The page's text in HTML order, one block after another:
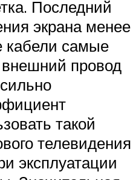
Последний
экрана менее
кабели самые
провод
такой
телевидения
эксплуатации